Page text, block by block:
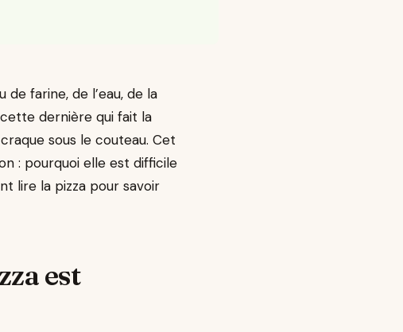
farine, de l’eau, de la
cette dernière qui fait la
sous le couteau. Cet
: pourquoi elle est difficile
lire la pizza pour savoir
est